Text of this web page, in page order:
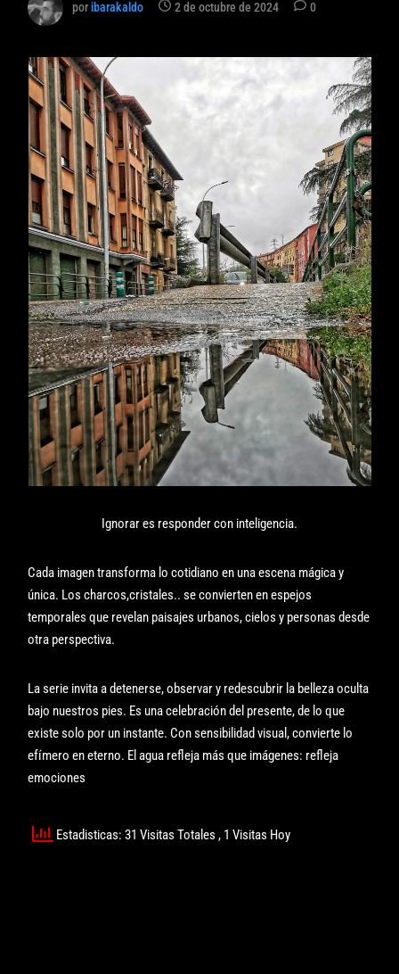
poribarakaldo 2 de octubre de 2024 0
Ignorar es responder con inteligencia.
Cada imagen transforma lo cotidiano en una escena mágica y
única. Los charcos,cristales.. se convierten en espejos
temporales que revelan paisajes urbanos, cielos y personas desde
otra perspectiva.
La serie invita a detenerse, observar y redescubrir la belleza oculta
bajo nuestros pies. Es una celebración del presente, de lo que
existe solo por un instante. Con sensibilidad visual, convierte lo
efímero en eterno. El agua refleja más que imágenes: refleja
emociones
Estadisticas: 31 Visitas Totales, 1 Visitas Hoy